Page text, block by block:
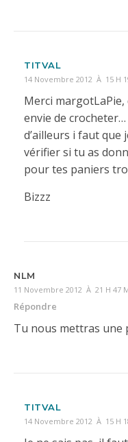
TITVAL
14 Novembre 2012 À 15 H
Merci margotLaPie,
envie de crocheter…
d’ailleurs i faut
vérifier si tu as
pour tes paniers
Bizzz
NLM
11 Novembre 2012 À 21 H 47
Répondre
Tu nous mettras une
TITVAL
14 Novembre 2012 À 15 H